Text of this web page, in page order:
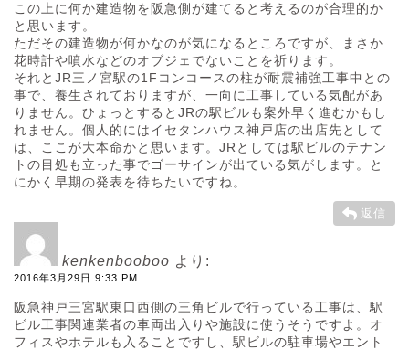
この上に何か建造物を阪急側が建てると考えるのが合理的か
と思います。
ただその建造物が何かなのが気になるところですが、まさか
花時計や噴水などのオブジェでないことを祈ります。
それとJR三ノ宮駅の1Fコンコースの柱が耐震補強工事中との
事で、養生されておりますが、一向に工事している気配があ
りません。ひょっとするとJRの駅ビルも案外早く進むかもし
れません。個人的にはイセタンハウス神戸店の出店先として
は、ここが大本命かと思います。JRとしては駅ビルのテナン
トの目処も立った事でゴーサインが出ている気がします。と
にかく早期の発表を待ちたいですね。
返信
kenkenbooboo より:
2016年3月29日 9:33 PM
阪急神戸三宮駅東口西側の三角ビルで行っている工事は、駅
ビル工事関連業者の車両出入りや施設に使うそうですよ。オ
フィスやホテルも入ることですし、駅ビルの駐車場やエント